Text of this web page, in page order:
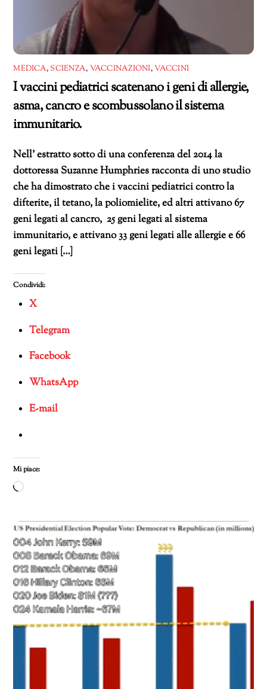
MEDICA,SCIENZA, VACCINAZIONI,VACCINI
I vaccini pediatrici scatenano i geni di allergie,
asma, cancro e scombussolano il sistema
immunitario.
Nell’ estratto sotto di una conferenza del 2014 la
dottoressa Suzanne Humphries racconta di uno studio
che ha dimostrato che i vaccini pediatrici contro la
difterite, il tetano, la poliomielite, ed altri attivano 67
geni legati al cancro, 25 geni legati al sistema
immunitario, e attivano 33 geni legati alle allergie e 66
geni legati […]
Condividi:
X
Telegram
Facebook
WhatsApp
E-mail
Mi piace:
Caricamento
corso…